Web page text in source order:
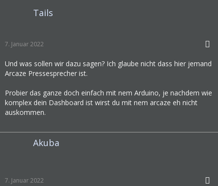
Tails
7. Januar 2022
Und was sollen wir dazu sagen? Ich glaube nicht dass hier jemand
Arcaze Pressesprecher ist.
Probier das ganze doch einfach mit nem Arduino, je nachdem wie
komplex dein Dashboard ist wirst du mit nem arcaze eh nicht
auskommen.
Akuba
7. Januar 2022